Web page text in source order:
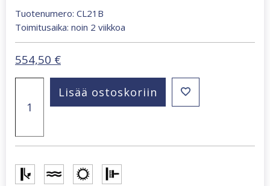
Tuotenumero: CL21B
Toimitusaika: noin 2 viikkoa
554,50 €
valokuvatapetti
CL21B
määrä
Lisää ostoskoriin